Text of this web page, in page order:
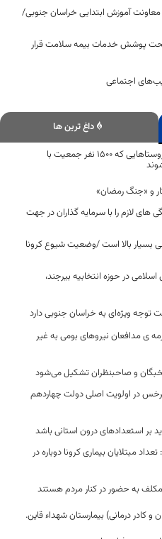
معاونت آموزش ابتدایی خراسان جنوبی/
تحت پوشش خدمات بیمه سلامت قرار
اجتماعی
داغ ترین ها
فرماندار نهبندان: با رایزنی صورت گرفته روستاهایی که ۱۵۰۰ نفر جمعیت با
و «جنگ رمضان»
لازم را با سرمایه گذاران در جهت
بسیار بالا است /وضعیت شیوع کرونا
در حوزه انتخابیه بیرجند،
توجه ویژه‌ای به خراسان جنوبی دارد
ی مدافعان نیروهای بومی به غیر
و صاحبنظران تشکیل می‌شود
در اولویت اصلی دولت چهاردهم
بر استعدادهای درون استانی باشد
مبتلایان بیماری کرونا دوباره در
مکلف به حضور در کنار مردم هستند
کادر درمانی) بیمارستان شهداء قاین.